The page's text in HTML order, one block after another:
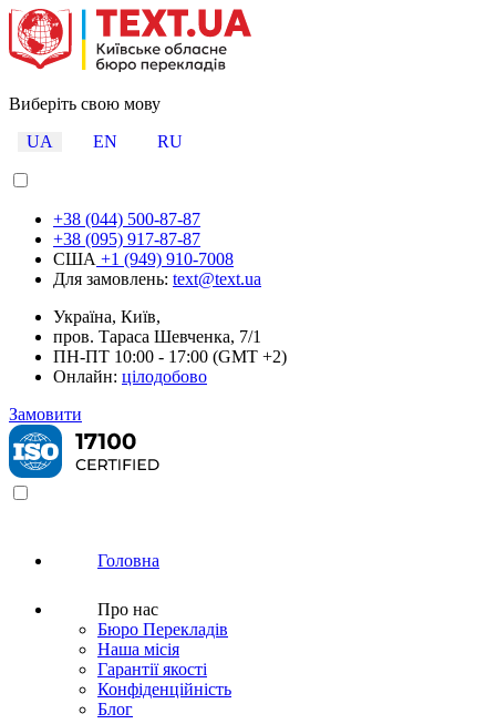
Виберіть свою мову
UA
EN RU
+38 (044) 500-87-87
+38 (095) 917-87-87
США +1 (949) 910-7008
Для замовлень: text@text.ua
Україна, Київ,
пров. Тараса Шевченка, 7/1
ПН-ПТ 10:00 - 17:00 (GMT +2)
Онлайн: цілодобово
Замовити
Головна
Про нас
Бюро Перекладів
Наша місія
Гарантії якості
Конфіденційність
Блог